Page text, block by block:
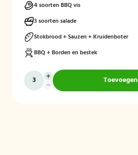
4 soorten BBQ vis
3 soorten salade
Stokbrood + Sauzen + Kruidenboter
BBQ + Borden en bestek
Toevoegen